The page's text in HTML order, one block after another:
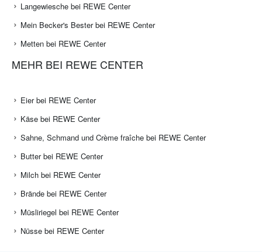
Langewiesche bei REWE Center
Mein Becker's Bester bei REWE Center
Metten bei REWE Center
MEHR BEI REWE CENTER
Eier bei REWE Center
Käse bei REWE Center
Sahne, Schmand und Crème fraîche bei REWE Center
Butter bei REWE Center
Milch bei REWE Center
Brände bei REWE Center
Müsliriegel bei REWE Center
Nüsse bei REWE Center